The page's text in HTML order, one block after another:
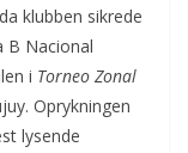
klubben sikrede
B Nacional
i Torneo Zonal
Oprykningen
lysende